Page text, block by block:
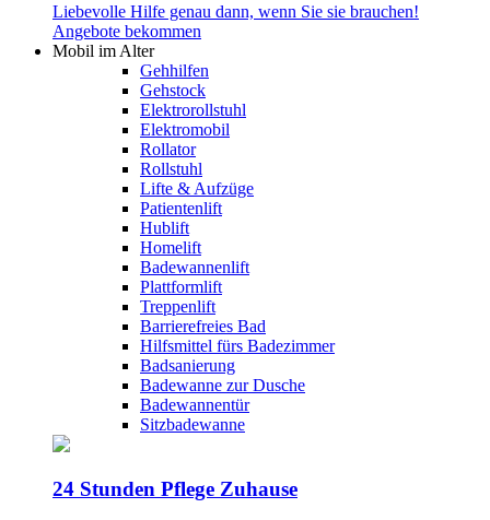
Liebevolle Hilfe genau dann, wenn Sie sie brauchen!
Angebote bekommen
Mobil im Alter
Gehhilfen
Gehstock
Elektrorollstuhl
Elektromobil
Rollator
Rollstuhl
Lifte & Aufzüge
Patientenlift
Hublift
Homelift
Badewannenlift
Plattformlift
Treppenlift
Barrierefreies Bad
Hilfsmittel fürs Badezimmer
Badsanierung
Badewanne zur Dusche
Badewannentür
Sitzbadewanne
24 Stunden Pflege Zuhause